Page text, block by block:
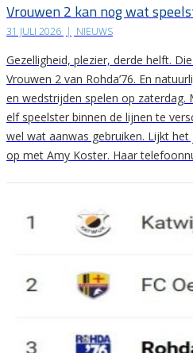
Vrouwen 2 kan nog wat
31 JULI 2026 | NIEUWS
Gezelligheid, plezier, derde helft.
Vrouwen 2 van Rohda’76. En
en wedstrijden spelen op
elf speelster binnen de lijnen te
wel wat aanwas gebruiken. Lijkt
op met Amy Koster. Haar